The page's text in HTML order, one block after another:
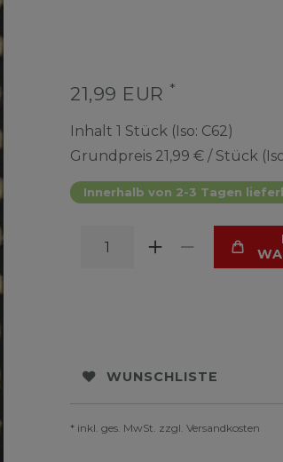
21,99 EUR *
Inhalt 1 Stück (Iso: C62)
Grundpreis 21,99 € / Stück
Innerhalb von 2-3 Tagen
WUNSCHLISTE
* inkl. ges. MwSt. zzgl. Versandkosten